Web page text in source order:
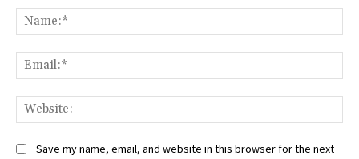
Save my name, email, and website in this browser for the next